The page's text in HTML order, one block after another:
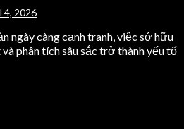
4, 2026
ngày càng cạnh tranh, việc sở hữu
phân tích sâu sắc trở thành yếu tố